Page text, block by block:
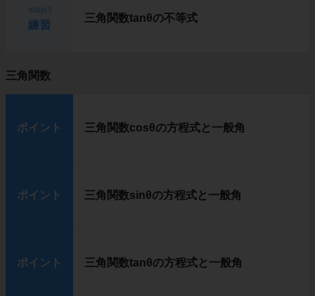
練習
三角関数tanθの不等式
三角関数
ポイント 三角関数cosθの方程式と一般角
ポイント 三角関数sinθの方程式と一般角
ポイント 三角関数tanθの方程式と一般角